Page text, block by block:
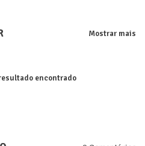
Mostrar mais
encontrado